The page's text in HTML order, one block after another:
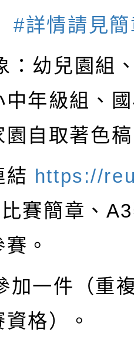
#詳情請見
：幼兒園組
中年級組、
園自取著色
結 https://
賽簡章、
。
加一件（重
格）。